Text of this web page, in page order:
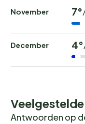
November 7°
December 4°
Antwoorden op